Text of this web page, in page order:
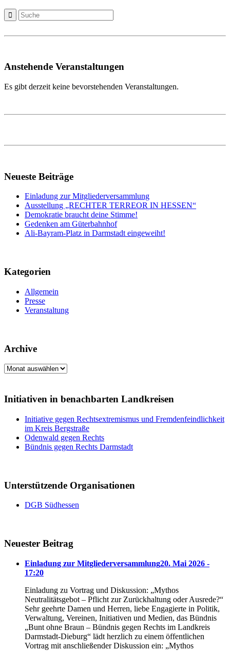
Anstehende Veranstaltungen
Es gibt derzeit keine bevorstehenden Veranstaltungen.
Neueste Beiträge
Einladung zur Mitgliederversammlung
Ausstellung „RECHTER TERREOR IN HESSEN“
Demokratie braucht deine Stimme!
Gedenken am Güterbahnhof
Ali-Bayram-Platz in Darmstadt eingeweiht!
Kategorien
Allgemein
Presse
Veranstaltung
Archive
Archive
Initiativen in benachbarten Landkreisen
Initiative gegen Rechtsextremismus und Fremdenfeindlichkeit
im Kreis Bergstraße
Odenwald gegen Rechts
Bündnis gegen Rechts Darmstadt
Unterstützende Organisationen
DGB Südhessen
Neuester Beitrag
Einladung zur Mitgliederversammlung20. Mai 2026 -
17:20
Einladung zu Vortrag und Diskussion: „Mythos
Neutralitätsgebot – Pflicht zur Zurückhaltung oder Ausrede?“
Sehr geehrte Damen und Herren, liebe Engagierte in Politik,
Verwaltung, Vereinen, Initiativen und Medien, das Bündnis
„Bunt ohne Braun – Bündnis gegen Rechts im Landkreis
Darmstadt-Dieburg“ lädt herzlich zu einem öffentlichen
Vortrag mit anschließender Diskussion ein: „Mythos